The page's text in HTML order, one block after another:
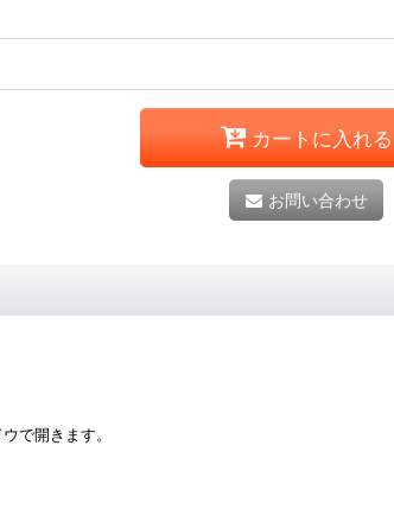
カートに入れる
お問い合わせ
で開きます。